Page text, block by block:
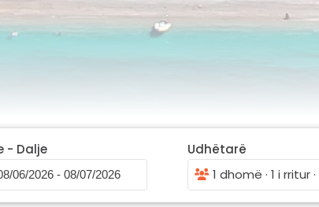
- Dalje
Udhëtarë
1 dhomë · 1 i rritur